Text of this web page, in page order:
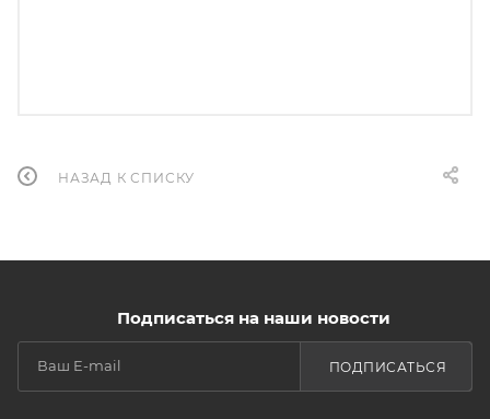
НАЗАД К СПИСКУ
Подписаться на наши новости
ПОДПИСАТЬСЯ